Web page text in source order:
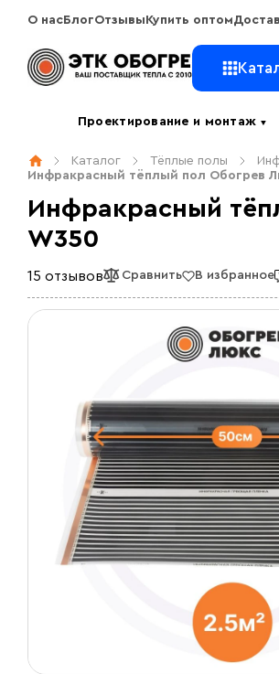
О нас БлогОтзывы Купить оптом
Проектирование и монтаж ▼
Каталог Тёплые полы
Инфракрасный тёплый пол Обогрев
Инфракрасный
W350
15 отзывов Сравнить В избранное